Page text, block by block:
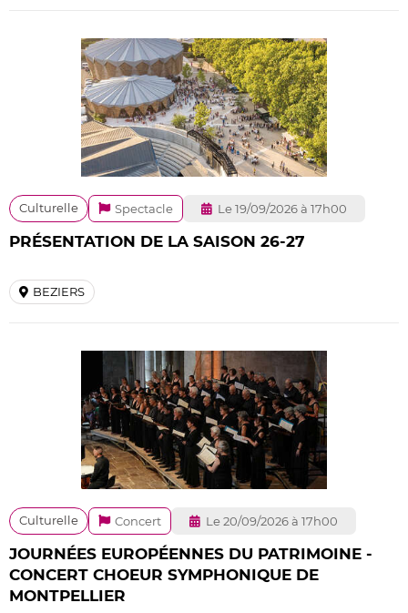
Culturelle Spectacle Le 19/09/2026 à 17h00
PRÉSENTATION DE LA SAISON 26-27
BEZIERS
Culturelle Concert Le 20/09/2026 à 17h00
JOURNÉES EUROPÉENNES DU PATRIMOINE -
CONCERT CHOEUR SYMPHONIQUE DE
MONTPELLIER